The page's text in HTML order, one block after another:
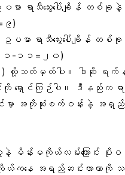
ာသီသွေးပေါ်ချိန် တစ်ခုနဲ့ တ
၉)
ရာသီသွေးပေါ်ချိန် တစ်ခုနဲ့
၁-၁၁=၂၀)
လို့သတ်မှတ်ပါ။ ဒါဆို ရက်
ရှောင်ကြဉ်ပါ။ ဒီနည်းက
ာ အတိုဆုံးစက်ဝန်းနဲ့ အရှည်
မိန်းမကိုယ်လမ်းကြောင်း ပိုး
ကနေ အရည်ဆင်းလာတာကို သတိ